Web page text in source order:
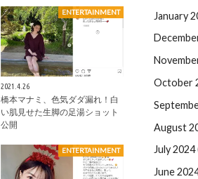
ENTERTAINMENT
2021.4.26
橋本マナミ、色気ダダ漏れ！白
い肌見せた生脚の足湯ショット
公開
ENTERTAINMENT
January
October
August
July 2024
June